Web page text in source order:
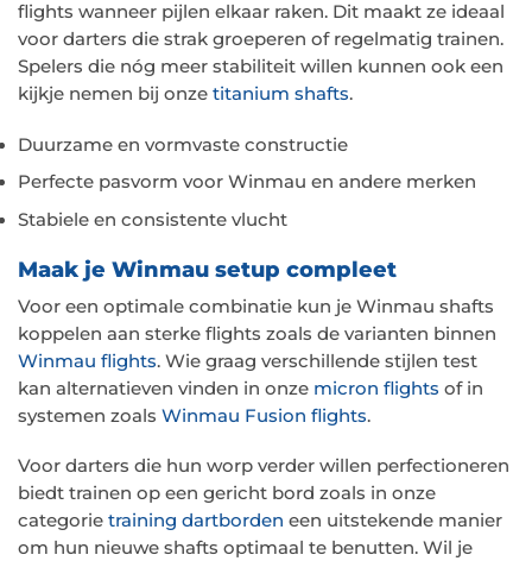
flights wanneer pijlen elkaar raken. Dit maakt ze ideaal
voor darters die strak groeperen of regelmatig trainen.
Spelers die nóg meer stabiliteit willen kunnen ook een
kijkje nemen bij onze titanium shafts.
Duurzame en vormvaste constructie
Perfecte pasvorm voor Winmau en andere merken
Stabiele en consistente vlucht
Maak je Winmau setup compleet
Voor een optimale combinatie kun je Winmau shafts
koppelen aan sterke flights zoals de varianten binnen
Winmau flights. Wie graag verschillende stijlen test
kan alternatieven vinden in onze micron flights of in
systemen zoals Winmau Fusion flights.
Voor darters die hun worp verder willen perfectioneren
biedt trainen op een gericht bord zoals in onze
categorie training dartborden een uitstekende manier
om hun nieuwe shafts optimaal te benutten. Wil je